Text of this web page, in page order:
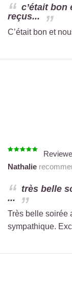
c’était bon
reçus...
C’était bon et
Nathalie
très belle
...
Très belle soirée
sympathique.